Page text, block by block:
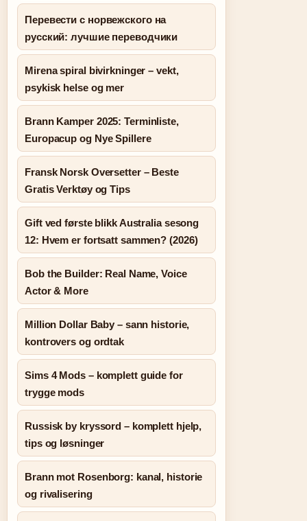
Перевести с норвежского на
русский: лучшие переводчики
Mirena spiral bivirkninger – vekt,
psykisk helse og mer
Brann Kamper 2025: Terminliste,
Europacup og Nye Spillere
Fransk Norsk Oversetter – Beste
Gratis Verktøy og Tips
Gift ved første blikk Australia sesong
12: Hvem er fortsatt sammen? (2026)
Bob the Builder: Real Name, Voice
Actor & More
Million Dollar Baby – sann historie,
kontrovers og ordtak
Sims 4 Mods – komplett guide for
trygge mods
Russisk by kryssord – komplett hjelp,
tips og løsninger
Brann mot Rosenborg: kanal, historie
og rivalisering